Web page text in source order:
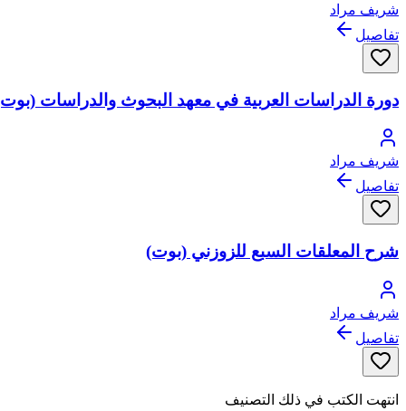
شريف مراد
تفاصيل
دورة الدراسات العربية في معهد البحوث والدراسات
شريف مراد
تفاصيل
شرح المعلقات السبع للزوزني (بوت)
شريف مراد
تفاصيل
انتهت الكتب في ذلك التصنيف